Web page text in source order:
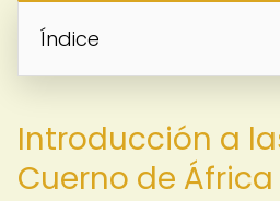
Índice
Introducción a
Cuerno de África